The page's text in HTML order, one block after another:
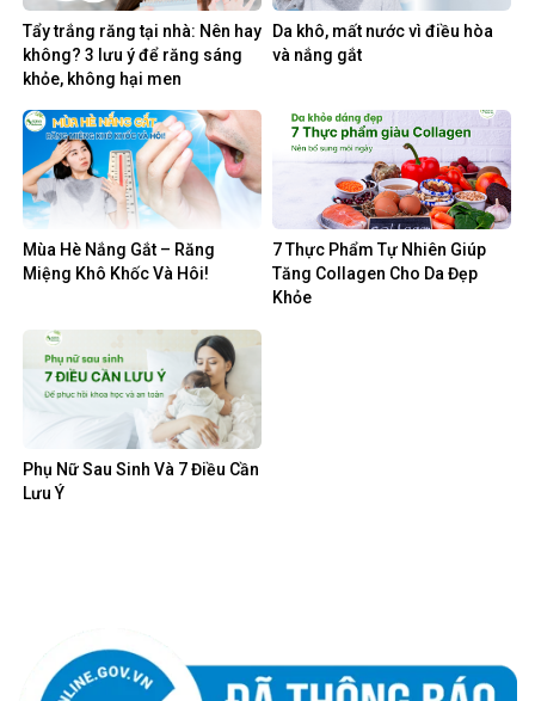
Tẩy trắng răng tại nhà: Nên hay
không? 3 lưu ý để răng sáng
khỏe, không hại men
Da khô, mất nước vì điều hòa
và nắng gắt
Mùa Hè Nắng Gắt – Răng
Miệng Khô Khốc Và Hôi!
7 Thực Phẩm Tự Nhiên Giúp
Tăng Collagen Cho Da Đẹp
Khỏe
Phụ Nữ Sau Sinh Và 7 Điều Cần
Lưu Ý